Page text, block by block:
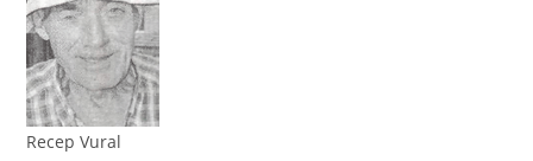
Recep Vural